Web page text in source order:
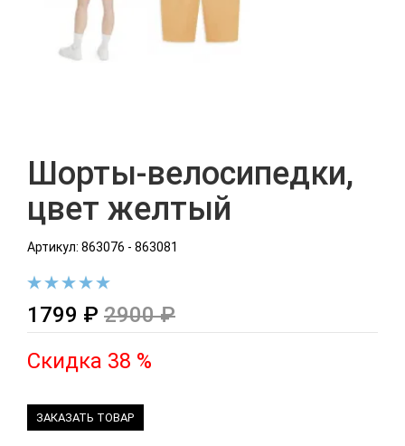
Шорты-велосипедки,
цвет желтый
Артикул: 863076 - 863081
1799 ₽ 2900 ₽
Скидка 38 %
ЗАКАЗАТЬ ТОВАР